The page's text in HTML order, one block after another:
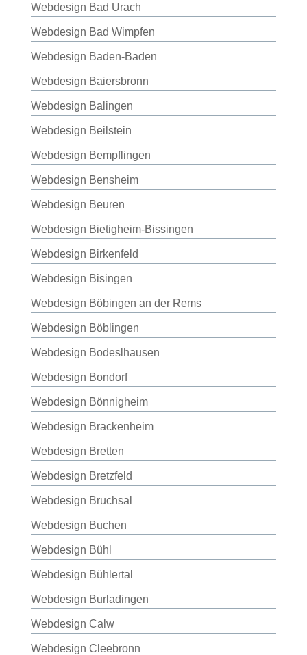
Webdesign Bad Urach
Webdesign Bad Wimpfen
Webdesign Baden-Baden
Webdesign Baiersbronn
Webdesign Balingen
Webdesign Beilstein
Webdesign Bempflingen
Webdesign Bensheim
Webdesign Beuren
Webdesign Bietigheim-Bissingen
Webdesign Birkenfeld
Webdesign Bisingen
Webdesign Böbingen an der Rems
Webdesign Böblingen
Webdesign Bodeslhausen
Webdesign Bondorf
Webdesign Bönnigheim
Webdesign Brackenheim
Webdesign Bretten
Webdesign Bretzfeld
Webdesign Bruchsal
Webdesign Buchen
Webdesign Bühl
Webdesign Bühlertal
Webdesign Burladingen
Webdesign Calw
Webdesign Cleebronn